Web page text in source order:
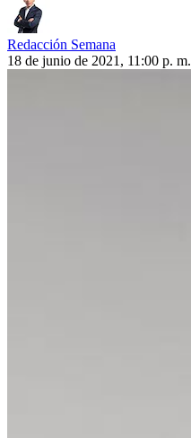
Redacción Semana
18 de junio de 2021, 11:00 p. m.